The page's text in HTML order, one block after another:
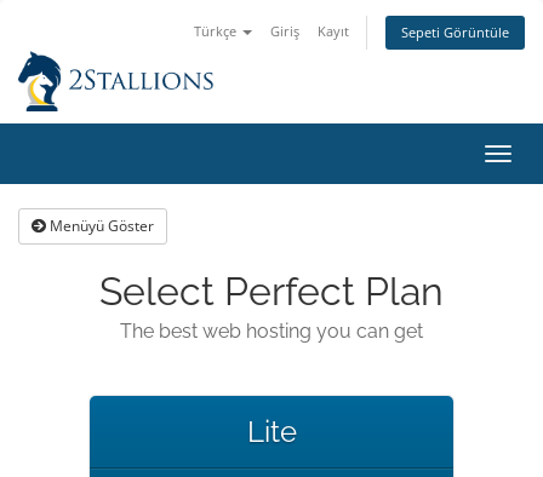
Türkçe Giriş Kayıt Sepeti Görüntüle
Menüyü Göster
Select Perfect Plan
The best web hosting you can get
Lite